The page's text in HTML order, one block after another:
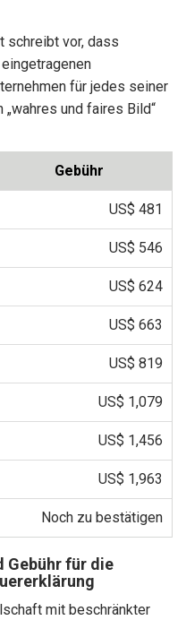
schreibt vor, dass
für jedes seiner
und faires Bild“
Gebühr
US$ 481
US$ 546
US$ 624
US$ 663
US$ 819
US$ 1,079
US$ 1,456
US$ 1,963
Noch zu bestätigen
Gebühr für die
mit beschränkter